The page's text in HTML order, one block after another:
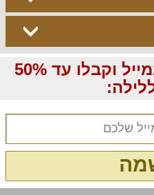
הירשמו לעדכונים במייל וקבלו עד 50%